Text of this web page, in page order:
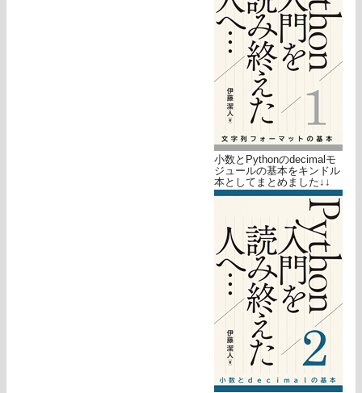
小数とPythonのdecimalモ
ジュールの基本をキンドル
本としてまとめました↓↓